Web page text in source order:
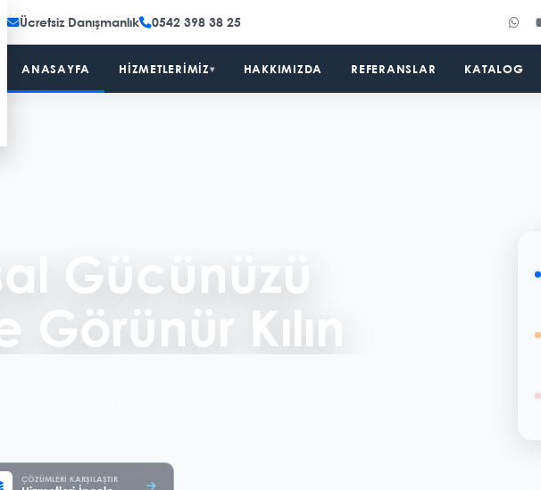
Ücretsiz Danışmanlık 0542 398 38 25
ANASAYFA HIZMETLERIMIZ▾ HAKKIMIZDA REFERANSLAR KATALOG
İlk Sıraya
Yolu
ÇÖZÜMLERI KARŞILAŞTIR
Hizmetleri İncele